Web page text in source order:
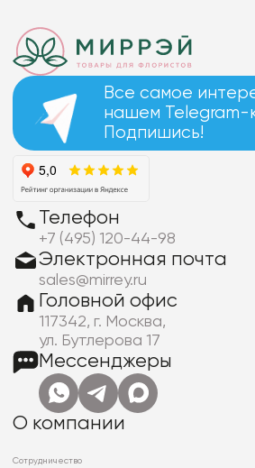
Все самое
нашем Telegram-
Подпишись!
Телефон
+7 (495) 120-44-98
Электронная почта
sales@mirrey.ru
Головной офис
117342, г. Москва,
ул. Бутлерова 17
Мессенджеры
О компании
Сотрудничество